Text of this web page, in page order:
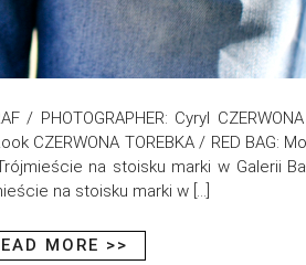
/ PHOTOGRAPHER: Cyryl
CZERWONA TOREBKA / RED BAG:
na stoisku marki w Galerii
na stoisku marki w […]
MORE >>